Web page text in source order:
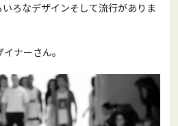
ろなデザインそして流行がありま
ナーさん。